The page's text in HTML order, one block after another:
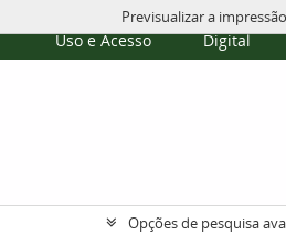
Políticas de
Uso e Acesso
Repositório
Digital
Previsualizar a impressão
Opções de pesquisa